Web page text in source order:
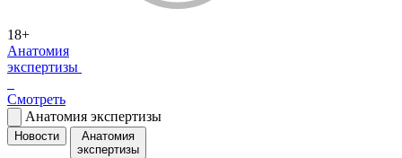
18+
Анатомия
экспертизы
Смотреть
Анатомия экспертизы
Новости
Анатомия
экспертизы